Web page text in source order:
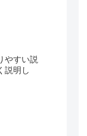
やすい説
説明し